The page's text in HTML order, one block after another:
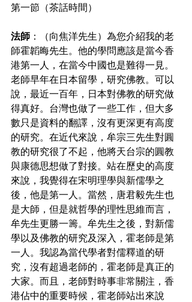
第一節（茶話時間）
法師 ：（向焦洋先生）為您介紹我的老
師霍韜晦先生。他的學問應該是當今香
港第一人，在當今中國也是難得一見。
老師早年在日本留學，研究佛教。可以
說，最近一百年，日本對佛教的研究做
得真好。台灣也做了一些工作，但大多
數只是資料的翻譯，沒有更深更有高度
的研究。在近代來說，牟宗三先生對圓
教的研究很了不起，他將天台宗的圓教
與康德思想做了對接。站在歷史的高度
來說，我覺得在宋明理學與新儒學之
後，他是第一人。當然，唐君毅先生也
是大師，但是就哲學的理性思維而言，
牟先生更勝一籌。牟先生之後，對新儒
學以及佛教的研究及深入，霍老師是第
一人。我認為當代學者對儒釋道的研
究，沒有超過老師的，霍老師是真正的
大家。而且，老師對時事非常關注，香
港佔中的重要時候，霍老師站出來說